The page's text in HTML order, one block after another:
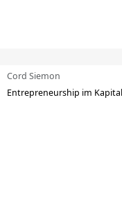
Cord Siemon
Entrepreneurship im